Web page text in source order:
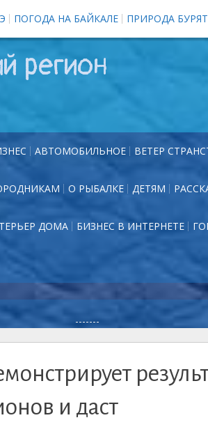
ПОГОДА НА БАЙКАЛЕ ПРИРОДА
регион
АВТОМОБИЛЬНОЕ ВЕТЕР
О РЫБАЛКЕ ДЕТЯМ
ДОМА БИЗНЕС В ИНТЕРНЕТЕ
-------
и даст